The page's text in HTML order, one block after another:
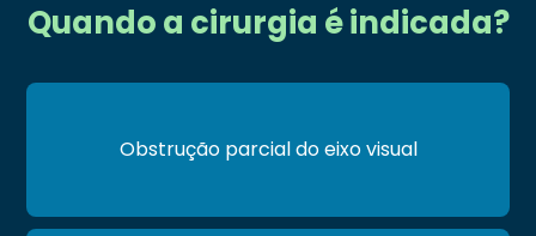
Quando a cirurgia é indicada?
Obstrução parcial do eixo visual